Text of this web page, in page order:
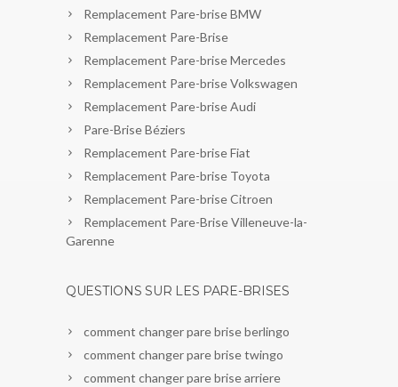
Remplacement Pare-brise BMW
Remplacement Pare-Brise
Remplacement Pare-brise Mercedes
Remplacement Pare-brise Volkswagen
Remplacement Pare-brise Audi
Pare-Brise Béziers
Remplacement Pare-brise Fiat
Remplacement Pare-brise Toyota
Remplacement Pare-brise Citroen
Remplacement Pare-Brise Villeneuve-la-
Garenne
QUESTIONS SUR LES PARE-BRISES
comment changer pare brise berlingo
comment changer pare brise twingo
comment changer pare brise arriere